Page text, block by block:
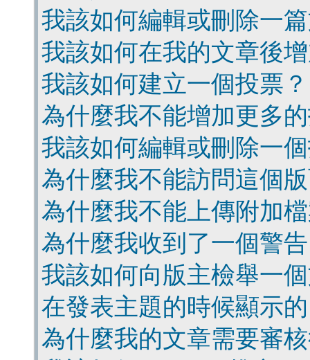
我該如何編輯或刪除一
我該如何在我的文章後
我該如何建立一個投票？
為什麼我不能增加更多
我該如何編輯或刪除一
為什麼我不能訪問這個
為什麼我不能上傳附加
為什麼我收到了一個警
我該如何向版主檢舉一
在發表主題的時候顯示
為什麼我的文章需要審